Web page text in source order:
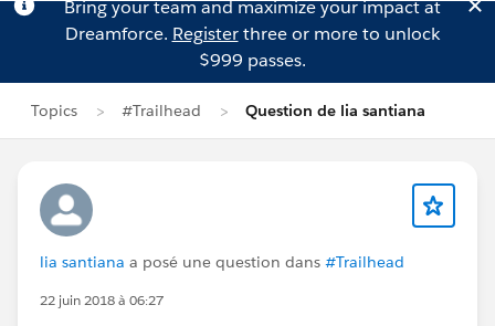
Bring your team and maximize your impact at
Dreamforce. Registerthree or more to unlock
$999 passes.
Topics #Trailhead Question de lia santiana
lia santiana a posé une question dans #Trailhead
22 juin 2018 à 06:27